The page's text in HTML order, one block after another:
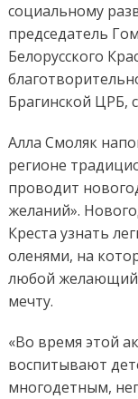
социальному
председатель
Белорусского
Брагинской ЦРБ,
Алла Смоляк
регионе
проводит
желаний».
Креста узнать
оленями, на
любой желающий
мечту.
«Во время этой
воспитывают
многодетным,